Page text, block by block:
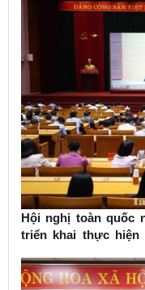
Hội nghị toàn quốc
triển khai thực hiện